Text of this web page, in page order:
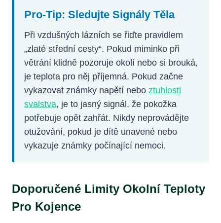
Pro-Tip: Sledujte Signály Těla
Při vzdušných lázních se řiďte pravidlem
„zlaté střední cesty“. Pokud miminko při
větrání klidně pozoruje okolí nebo si brouká,
je teplota pro něj příjemná. Pokud začne
vykazovat známky napětí nebo ztuhlosti
svalstva, je to jasný signál, že pokožka
potřebuje opět zahřát. Nikdy neprovádějte
otužování, pokud je dítě unavené nebo
vykazuje známky počínající nemoci.
Doporučené Limity Okolní Teploty
Pro Kojence